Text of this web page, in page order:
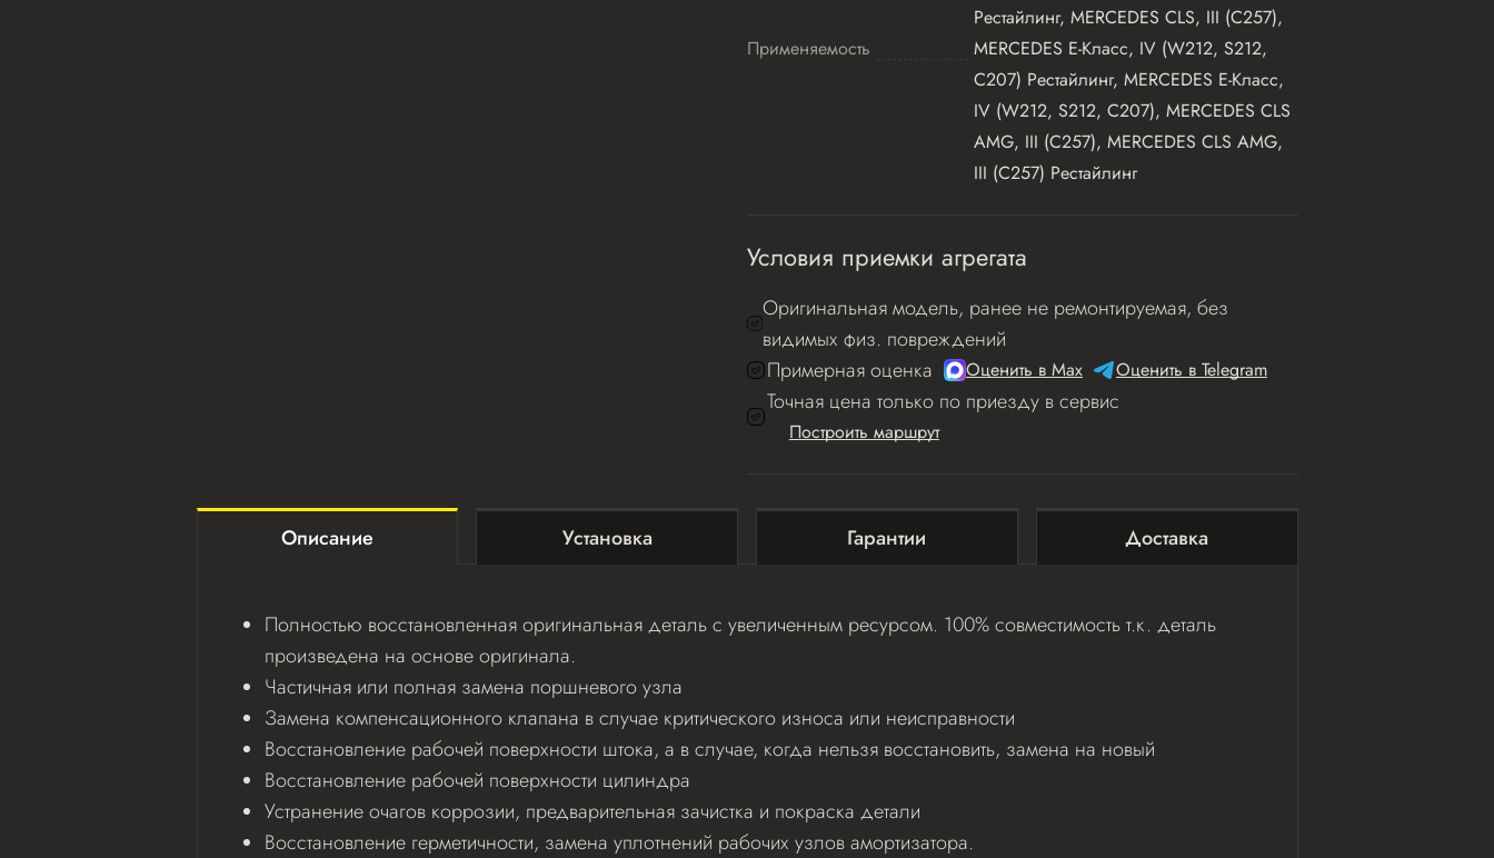
Применяемость
Рестайлинг, MERCEDES CLS, III (C257),
MERCEDES E-Класс, IV (W212, S212,
C207) Рестайлинг, MERCEDES E-Класс,
IV (W212, S212, C207), MERCEDES CLS
AMG, III (C257), MERCEDES CLS AMG,
III (C257) Рестайлинг
Условия приемки агрегата
Оригинальная модель, ранее не ремонтируемая, без
видимых физ. повреждений
Примерная оценка
Оценить в Мах Оценить в Telegram
Точная цена только по приезду в сервис
Построить маршрут
Описание Установка Гарантии Доставка
Полностью восстановленная оригинальная деталь с увеличенным ресурсом. 100% совместимость т.к. деталь
произведена на основе оригинала.
Частичная или полная замена поршневого узла
Замена компенсационного клапана в случае критического износа или неисправности
Восстановление рабочей поверхности штока, а в случае, когда нельзя восстановить, замена на новый
Восстановление рабочей поверхности цилиндра
Устранение очагов коррозии, предварительная зачистка и покраска детали
Восстановление герметичности, замена уплотнений рабочих узлов амортизатора.